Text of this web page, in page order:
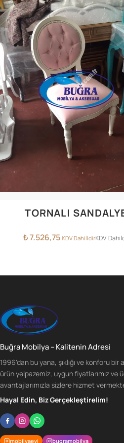
TORNALI
₺7.526,75 KDV DahilldirKDV
Buğra Mobilya – Kalitenin Adresi
1996'dan bu yana, şıklığı ve konforu
ürün yelpazemiz, uygun fiyatlarımız
avantajlarımızla sizlere hizmet
Hayal Edin, Biz Gerçekleştirelim!
mobilyaevi bugramobilya